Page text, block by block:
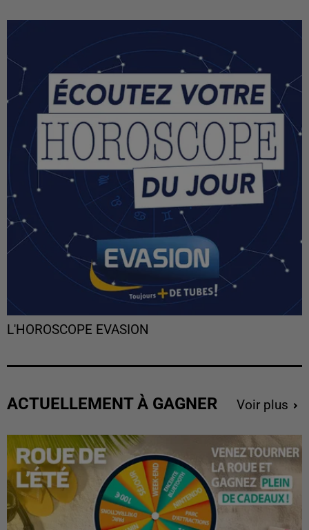
L'HOROSCOPE EVASION
ACTUELLEMENT À GAGNER Voir plus